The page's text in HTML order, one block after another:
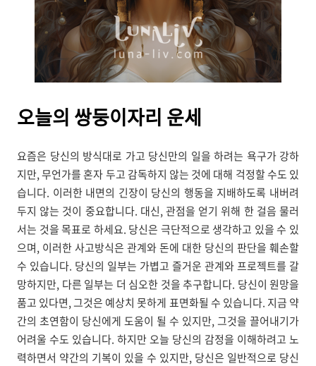
오늘의 쌍둥이자리 운세
요즘은 당신의 방식대로 가고 당신만의 일을 하려는 욕구가 강하
지만, 무언가를 혼자 두고 감독하지 않는 것에 대해 걱정할 수도 있
습니다. 이러한 내면의 긴장이 당신의 행동을 지배하도록 내버려
두지 않는 것이 중요합니다. 대신, 관점을 얻기 위해 한 걸음 물러
서는 것을 목표로 하세요. 당신은 극단적으로 생각하고 있을 수 있
으며, 이러한 사고방식은 관계와 돈에 대한 당신의 판단을 훼손할
수 있습니다. 당신의 일부는 가볍고 즐거운 관계와 프로젝트를 갈
망하지만, 다른 일부는 더 심오한 것을 추구합니다. 당신이 원망을
품고 있다면, 그것은 예상치 못하게 표면화될 수 있습니다. 지금 약
간의 초연함이 당신에게 도움이 될 수 있지만, 그것을 끌어내기가
어려울 수도 있습니다. 하지만 오늘 당신의 감정을 이해하려고 노
력하면서 약간의 기복이 있을 수 있지만, 당신은 일반적으로 당신